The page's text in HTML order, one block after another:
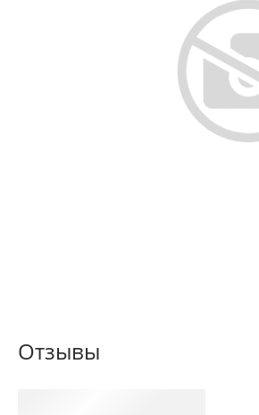
Отзывы